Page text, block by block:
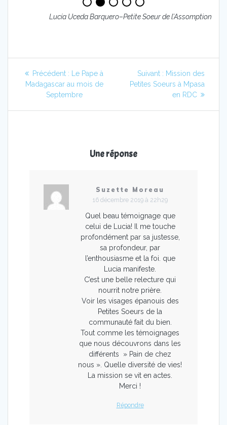
Lucía Uceda Barquero–Petite Soeur de l’Assomption
Navigation
l’article
Précédent : Article
précédent
:
Le Pape à
Madagascar au mois de
Septembre
Suivant : Article
suivant
Mission des
Petites Soeurs à Mpasa
en RDC
Une réponse
Suzette Moreau
16 décembre 2019 à 22h29
Quel beau témoignage que
celui de Lucia! Il me touche
profondément par sa justesse,
sa profondeur, par
l’enthousiasme et la foi. que
Lucia manifeste.
C’est une belle relecture qui
nourrit notre prière.
Voir les visages épanouis des
Petites Soeurs de la
communauté fait du bien.
Tout comme les témoignages
que nous découvrons dans les
différents » Pain de chez
nous ». Quelle diversité de vies!
La mission se vit en actes.
Merci !
Répondre